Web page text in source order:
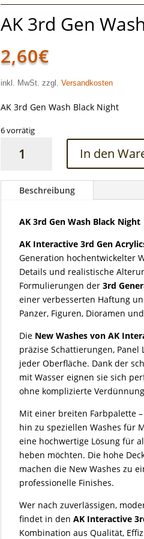
AK 3rd Gen
2,60€
inkl. MwSt. zzgl.Versandkosten
AK 3rd Gen Wash Black Night
6 vorrätig
Wash
Menge
In den
Beschreibung
AK 3rd Gen Wash Black Night
AK Interactive 3rd Gen
Generation hochentwickelter
Details und realistische
Formulierungen der3rd
einer verbesserten Haftung
Panzer, Figuren, Dioramen
Die New Washes von AK
präzise Schattierungen,
jeder Oberfläche. Dank der
mit Wasser eignen sie sich
ohne komplizierte
Mit einer breiten Farbpalette
hin zu speziellen Washes für
eine hochwertige Lösung für
heben möchten. Die hohe
machen die New Washes zu
professionelle Finishes.
Wer nach zuverlässigen,
findet in denAK Interactive
Kombination aus Qualität,